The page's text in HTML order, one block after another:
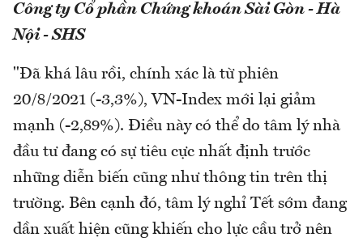
Công ty Cổ phần Chứng khoán Sài Gòn - Hà
Nội - SHS
"Đã khá lâu rồi, chính xác là từ phiên
20/8/2021 (-3,3%), VN-Index mới lại giảm
mạnh (-2,89%). Điều này có thể do tâm lý nhà
đầu tư đang có sự tiêu cực nhất định trước
những diễn biến cũng như thông tin trên thị
trường. Bên cạnh đó, tâm lý nghỉ Tết sớm đang
dần xuất hiện cũng khiến cho lực cầu trở nên